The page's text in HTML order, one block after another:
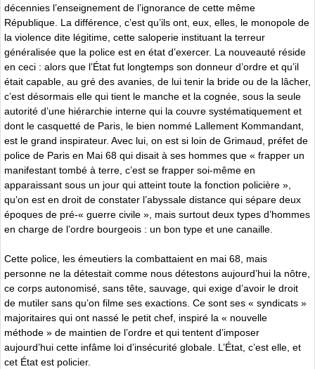
décennies l’enseignement de l’ignorance de cette même
République. La différence, c’est qu’ils ont, eux, elles, le monopole de
la violence dite légitime, cette saloperie instituant la terreur
généralisée que la police est en état d’exercer. La nouveauté réside
en ceci : alors que l’État fut longtemps son donneur d’ordre et qu’il
était capable, au gré des avanies, de lui tenir la bride ou de la lâcher,
c’est désormais elle qui tient le manche et la cognée, sous la seule
autorité d’une hiérarchie interne qui la couvre systématiquement et
dont le casquetté de Paris, le bien nommé Lallement Kommandant,
est le grand inspirateur. Avec lui, on est si loin de Grimaud, préfet de
police de Paris en Mai 68 qui disait à ses hommes que « frapper un
manifestant tombé à terre, c’est se frapper soi-même en
apparaissant sous un jour qui atteint toute la fonction policière »,
qu’on est en droit de constater l’abyssale distance qui sépare deux
époques de pré-« guerre civile », mais surtout deux types d’hommes
en charge de l’ordre bourgeois : un bon type et une canaille.
Cette police, les émeutiers la combattaient en mai 68, mais
personne ne la détestait comme nous détestons aujourd’hui la nôtre,
ce corps autonomisé, sans tête, sauvage, qui exige d’avoir le droit
de mutiler sans qu’on filme ses exactions. Ce sont ses « syndicats »
majoritaires qui ont nassé le petit chef, inspiré la « nouvelle
méthode » de maintien de l’ordre et qui tentent d’imposer
aujourd’hui cette infâme loi d’insécurité globale. L’État, c’est elle, et
cet État est policier.